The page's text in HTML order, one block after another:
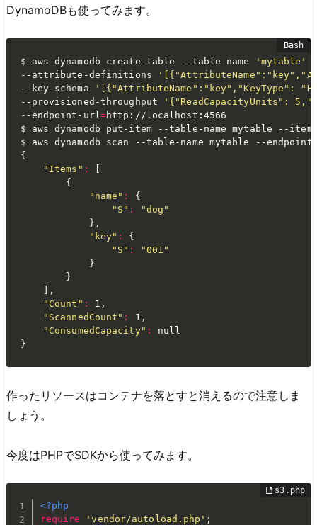
DynamoDBも使ってみます。
$ aws dynamodb create-table --table-name 'mytable'
--attribute-definitions
--key-schema
'[{"AttributeName":"key","KeyType":
--provisioned-throughput
'{"ReadCapacityUnits":
--endpoint-url =http://localhost:4566
$ aws dynamodb put-item --table-name mytable --
$ aws dynamodb scan --table-name mytable --
{
"Items" :
{
"name" :
{
"S" :
"dog"
} ,
"key" :
{
"S" :
"001"
}
}
,
"Count" :
1,
"ScannedCount" :
1,
"ConsumedCapacity" :
}
作ったリソースはコンテナを落とすと消えるので注意しま
しょう。
今度はPHPでSDKから使ってみます。
<?php
require
'vendor/autoload.php' ;